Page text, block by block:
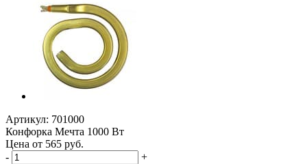
Артикул: 701000
Конфорка Мечта 1000 Вт
Цена от 565 руб.
-
+